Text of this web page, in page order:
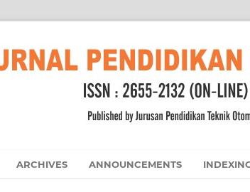
ARCHIVES ANNOUNCEMENTS